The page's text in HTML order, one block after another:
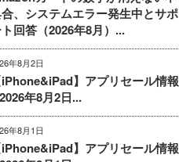
、システムエラー発生中とサポ
回答（2026年8月）...
年8月2日
iPhone&iPad】アプリセール情報
年8月2日...
年8月1日
iPhone&iPad】アプリセール情報